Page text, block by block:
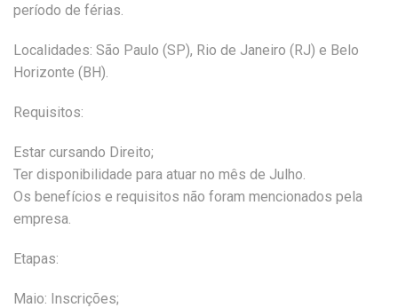
período de férias.
Localidades: São Paulo (SP), Rio de Janeiro (RJ) e Belo
Horizonte (BH).
Requisitos:
Estar cursando Direito;
Ter disponibilidade para atuar no mês de Julho.
Os benefícios e requisitos não foram mencionados pela
empresa.
Etapas:
Maio: Inscrições;